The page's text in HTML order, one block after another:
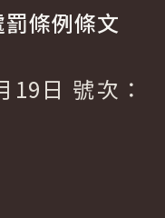
條例條文
日 號次：